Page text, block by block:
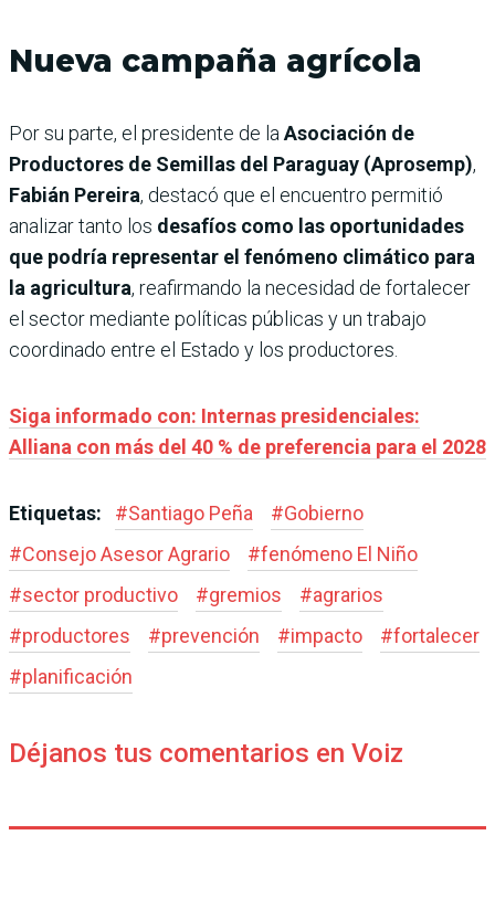
Nueva campaña agrícola
Por su parte, el presidente de la Asociación de
Productores de Semillas del Paraguay (Aprosemp),
Fabián Pereira, destacó que el encuentro permitió
analizar tanto los desafíos como las oportunidades
que podría representar el fenómeno climático para
la agricultura, reafirmando la necesidad de fortalecer
el sector mediante políticas públicas y un trabajo
coordinado entre el Estado y los productores.
Siga informado con: Internas presidenciales:
Alliana con más del 40 % de preferencia para el 2028
Etiquetas: #Santiago Peña #Gobierno
#Consejo Asesor Agrario #fenómeno El Niño
#sector productivo #gremios #agrarios
#productores #prevención #impacto #fortalecer
#planificación
Déjanos tus comentarios en Voiz